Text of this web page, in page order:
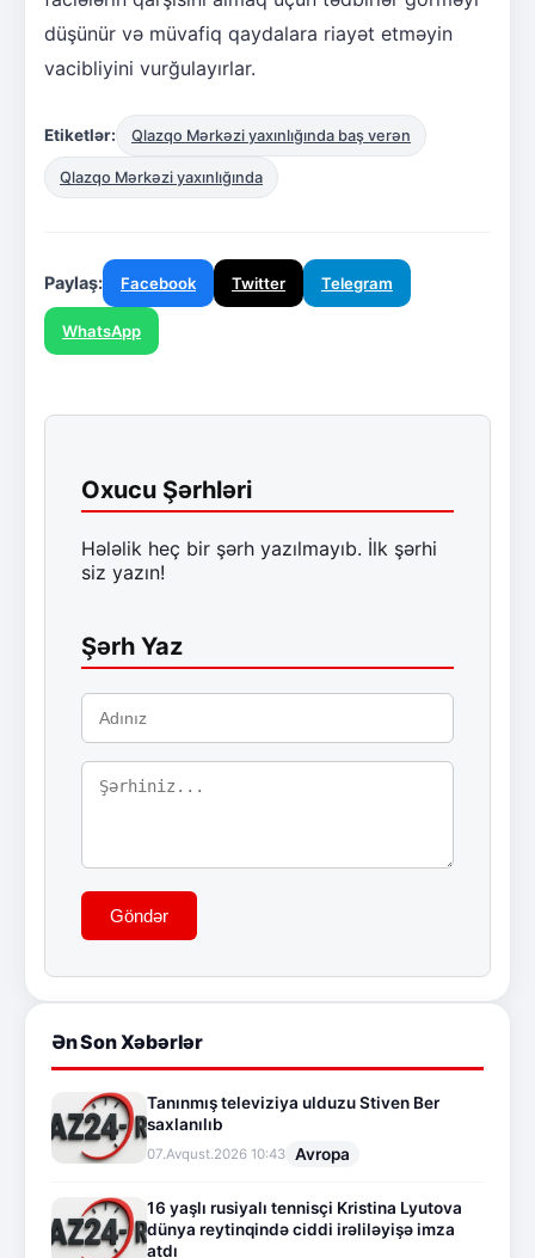
düşünür və müvafiq qaydalara riayət etməyin
vacibliyini vurğulayırlar.
Etiketlər: Qlazqo Mərkəzi yaxınlığında baş verən
Qlazqo Mərkəzi yaxınlığında
Paylaş: Facebook Twitter Telegram
WhatsApp
Oxucu Şərhləri
Hələlik heç bir şərh yazılmayıb. İlk şərhi
siz yazın!
Şərh Yaz
Göndər
Ən Son Xəbərlər
Tanınmış televiziya ulduzu Stiven Ber
saxlanılıb
07.Avqust.2026 10:43 Avropa
16 yaşlı rusiyalı tennisçi Kristina Lyutova
dünya reytinqində ciddi irəliləyişə imza
atdı